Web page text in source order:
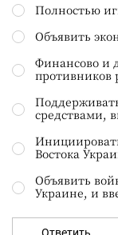
Полностью
Объявить
Финансово и
противников
средствами,
Востока
Объявить
Украине, и